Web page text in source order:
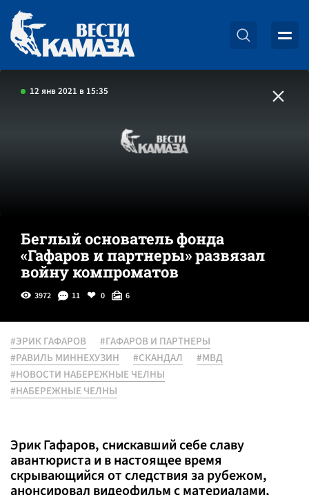
12 янв 2021 в 15:35
Беглый основатель фонда
«Гафаров и партнеры» развязал
войну компроматов
3972 11 0 6
#ЭРИК ГАФАРОВ
#ГАФАРОВ И ПАРТНЕРЫ
#РАВИЛЬ МИННЕХУЗИН
#СКАНДАЛ
#МВД
#НОВОСТИ НАБЕРЕЖНЫЕ ЧЕЛНЫ
#НАБЕРЕЖНЫЕ ЧЕЛНЫ
Эрик Гафаров, снискавший себе славу
авантюриста и в настоящее время
скрывающийся от следствия за рубежом,
анонсировал видеофильм с материалами,